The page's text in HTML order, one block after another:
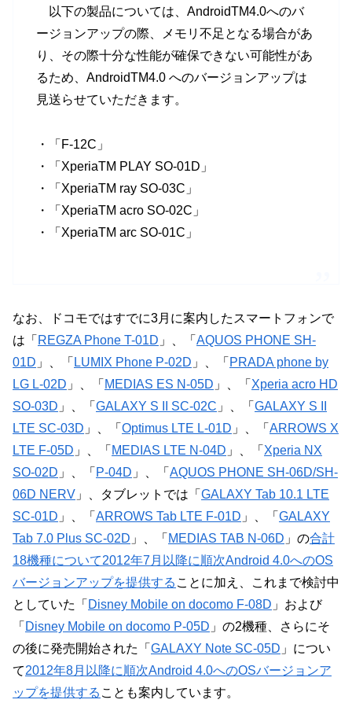
以下の製品については、AndroidTM4.0へのバ
ージョンアップの際、メモリ不足となる場合があ
り、その際十分な性能が確保できない可能性があ
るため、AndroidTM4.0 へのバージョンアップは
見送らせていただきます。
・「F-12C」
・「XperiaTM PLAY SO-01D」
・「XperiaTM ray SO-03C」
・「XperiaTM acro SO-02C」
・「XperiaTM arc SO-01C」
なお、ドコモではすでに3月に案内したスマートフォンで
は「 REGZA Phone T-01D 」、「 AQUOS PHONE SH-
01D 」、「 LUMIX Phone P-02D 」、「 PRADA phone by
LG L-02D 」、「 MEDIAS ES N-05D 」、「 Xperia acro HD
SO-03D 」、「 GALAXY S II SC-02C 」、「 GALAXY S II
LTE SC-03D 」、「 Optimus LTE L-01D 」、「 ARROWS X
LTE F-05D 」、「 MEDIAS LTE N-04D 」、「 Xperia NX
SO-02D 」、「 P-04D 」、「 AQUOS PHONE SH-06D/SH-
06D NERV 」、タブレットでは「 GALAXY Tab 10.1 LTE
SC-01D 」、「 ARROWS Tab LTE F-01D 」、「 GALAXY
Tab 7.0 Plus SC-02D 」、「 MEDIAS TAB N-06D 」の合計
18機種について2012年7月以降に順次Android 4.0へのOS
バージョンアップを提供する ことに加え、これまで検討中
としていた「 Disney Mobile on docomo F-08D 」および
「 Disney Mobile on docomo P-05D 」の2機種、さらにそ
の後に発売開始された「 GALAXY Note SC-05D 」につい
て2012年8月以降に順次Android 4.0へのOSバージョンア
ップを提供する ことも案内しています。